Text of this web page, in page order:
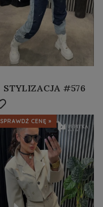
STYLIZACJA #576
SPRAWDŹ CENĘ »